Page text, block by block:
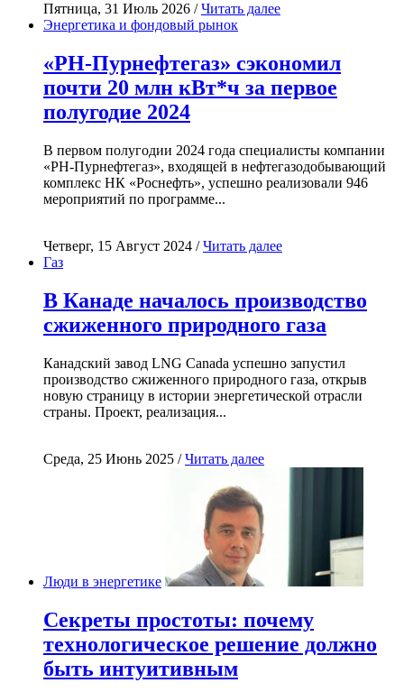
Пятница, 31 Июль 2026 /Читать далее
Энергетика и фондовый рынок
«РН-Пурнефтегаз» сэкономил
почти 20 млн кВт*ч за первое
полугодие 2024
В первом полугодии 2024 года специалисты компании
«РН-Пурнефтегаз», входящей в нефтегазодобывающий
комплекс НК «Роснефть», успешно реализовали 946
мероприятий по программе...
Четверг, 15 Август 2024 /Читать далее
Газ
В Канаде началось производство
сжиженного природного газа
Канадский завод LNG Canada успешно запустил
производство сжиженного природного газа, открыв
новую страницу в истории энергетической отрасли
страны. Проект, реализация...
Среда, 25 Июнь 2025 /Читать далее
Люди в энергетике
Секреты простоты: почему
технологическое решение должно
быть интуитивным